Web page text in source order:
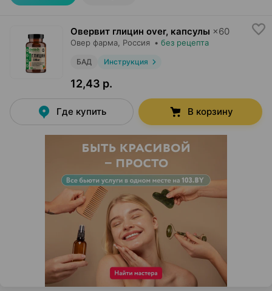
Овервит глицин over, капсулы ×60
Овер фарма , Россия • без рецепта
БАД Инструкция
12,43 р.
Где купить В корзину